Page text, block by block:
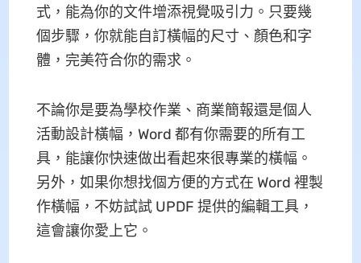
式，能為你的文件增添視覺吸引力。只要幾
個步驟，你就能自訂橫幅的尺寸、顏色和字
體，完美符合你的需求。
不論你是要為學校作業、商業簡報還是個人
活動設計橫幅，Word 都有你需要的所有工
具，能讓你快速做出看起來很專業的橫幅。
另外，如果你想找個方便的方式在 Word 裡製
作橫幅，不妨試試 UPDF 提供的編輯工具，
這會讓你愛上它。